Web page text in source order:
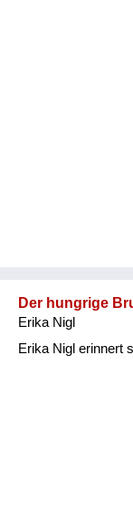
Der hungrige
Erika Nigl
Erika Nigl erinnert